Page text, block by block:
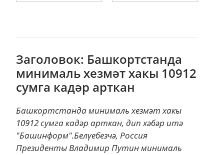
Заголовок: Башкортстанда
минималь хезмәт хакы 10912
сумга кадәр арткан
Башкортстанда минималь хезмәт хакы
10912 сумга кадәр арткан, дип хәбәр итә
"Башинформ".Белүебезчә, Россия
Президенты Владимир Путин минималь